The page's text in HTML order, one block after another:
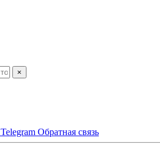
×
Telegram Обратная связь